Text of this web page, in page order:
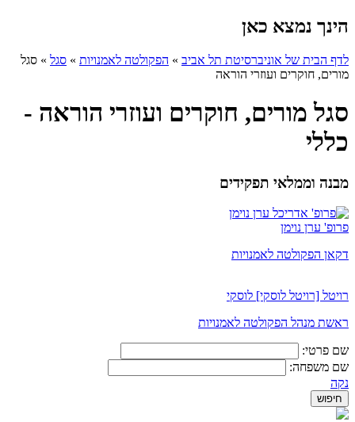
הינך נמצא כאן
לדף הבית של אוניברסיטת תל אביב » הפקולטה לאמנויות » סגל » סגל
מורים, חוקרים ועוזרי הוראה
סגל מורים, חוקרים ועוזרי הוראה -
כללי
מבנה וממלאי תפקידים
פרופ' ערן נוימן
דקאן הפקולטה לאמנויות
רויטל [רויטל לוסקי] לוסקי
ראשת מנהל הפקולטה לאמנויות
שם פרטי:
שם משפחה:
נקה